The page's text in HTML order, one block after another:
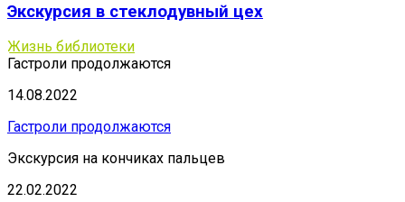
Экскурсия в стеклодувный цех
Жизнь библиотеки
Гастроли продолжаются
14.08.2022
Гастроли продолжаются
Экскурсия на кончиках пальцев
22.02.2022